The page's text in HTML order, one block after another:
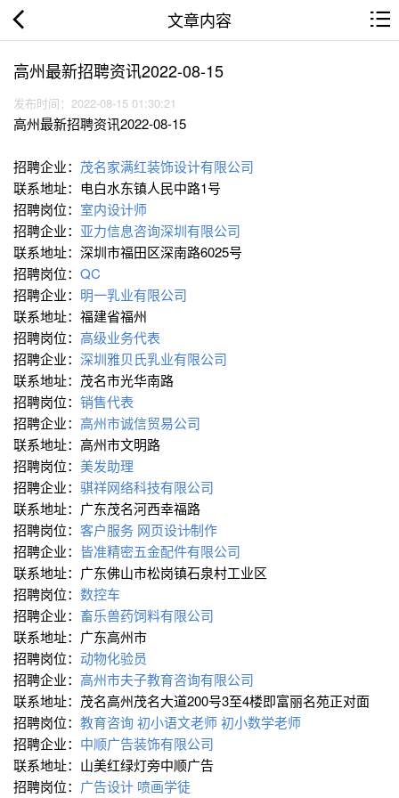
文章内容
高州最新招聘资讯2022-08-15
发布时间：2022-08-15 01:30:21
高州最新招聘资讯2022-08-15
招聘企业： 茂名家满红装饰设计有限公司
联系地址：电白水东镇人民中路1号
招聘岗位： 室内设计师
招聘企业： 亚力信息咨询深圳有限公司
联系地址：深圳市福田区深南路6025号
招聘岗位： QC
招聘企业： 明一乳业有限公司
联系地址：福建省福州
招聘岗位： 高级业务代表
招聘企业： 深圳雅贝氏乳业有限公司
联系地址：茂名市光华南路
招聘岗位： 销售代表
招聘企业： 高州市诚信贸易公司
联系地址：高州市文明路
招聘岗位： 美发助理
招聘企业： 骐祥网络科技有限公司
联系地址：广东茂名河西幸福路
招聘岗位： 客户服务 网页设计∕制作
招聘企业： 皆准精密五金配件有限公司
联系地址：广东佛山市松岗镇石泉村工业区
招聘岗位： 数控车
招聘企业： 畜乐兽药饲料有限公司
联系地址：广东高州市
招聘岗位： 动物化验员
招聘企业： 高州市夫子教育咨询有限公司
联系地址：茂名高州茂名大道200号3至4楼即富丽名苑正对面
招聘岗位： 教育咨询 初小语文老师初小数学老师
招聘企业： 中顺广告装饰有限公司
联系地址：山美红绿灯旁中顺广告
招聘岗位： 广告设计 喷画学徒